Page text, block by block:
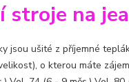
stroje na
jsou ušité z příjemné
o kterou máte